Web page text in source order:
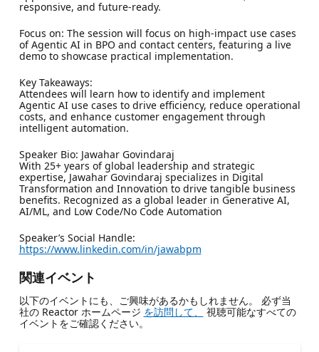
responsive, and future-ready.
Focus on: The session will focus on high-impact use cases
of Agentic AI in BPO and contact centers, featuring a live
demo to showcase practical implementation.
Key Takeaways:
Attendees will learn how to identify and implement
Agentic AI use cases to drive efficiency, reduce operational
costs, and enhance customer engagement through
intelligent automation.
Speaker Bio: Jawahar Govindaraj
With 25+ years of global leadership and strategic
expertise, Jawahar Govindaraj specializes in Digital
Transformation and Innovation to drive tangible business
benefits. Recognized as a global leader in Generative AI,
AI/ML, and Low Code/No Code Automation
Speaker’s Social Handle:
https://www.linkedin.com/in/jawabpm
関連イベント
以下のイベントにも、ご興味があるかもしれません。 必ず当
社の Reactor ホームページ を訪問して、
視聴可能なすべての
イベントをご確認ください。